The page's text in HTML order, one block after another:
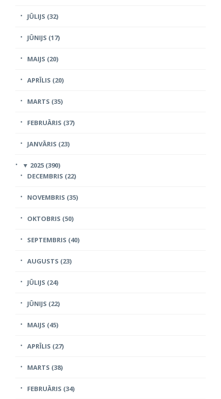
JŪLIJS (32)
JŪNIJS (17)
MAIJS (20)
APRĪLIS (20)
MARTS (35)
FEBRUĀRIS (37)
JANVĀRIS (23)
▼ 2025 (390)
DECEMBRIS (22)
NOVEMBRIS (35)
OKTOBRIS (50)
SEPTEMBRIS (40)
AUGUSTS (23)
JŪLIJS (24)
JŪNIJS (22)
MAIJS (45)
APRĪLIS (27)
MARTS (38)
FEBRUĀRIS (34)